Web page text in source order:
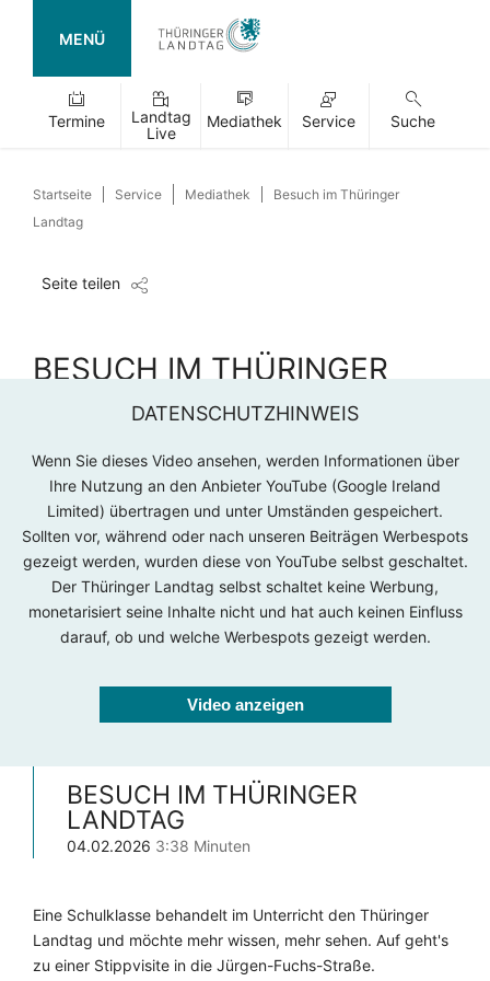
MENÜ
Termine
Landtag
Live
Mediathek Service Suche
Startseite Service Mediathek
Besuch im Thüringer
Landtag
Seite teilen
BESUCH IM THÜRINGER
LANDTAGDATENSCHUTZHINWEIS
Wenn Sie dieses Video ansehen, werden Informationen über
Ihre Nutzung an den Anbieter YouTube (Google Ireland
Limited) übertragen und unter Umständen gespeichert.
Sollten vor, während oder nach unseren Beiträgen Werbespots
gezeigt werden, wurden diese von YouTube selbst geschaltet.
Der Thüringer Landtag selbst schaltet keine Werbung,
monetarisiert seine Inhalte nicht und hat auch keinen Einfluss
darauf, ob und welche Werbespots gezeigt werden.
Video anzeigen
BESUCH IM THÜRINGER
LANDTAG
04.02.2026 3:38 Minuten
Eine Schulklasse behandelt im Unterricht den Thüringer
Landtag und möchte mehr wissen, mehr sehen. Auf geht's
zu einer Stippvisite in die Jürgen-Fuchs-Straße.